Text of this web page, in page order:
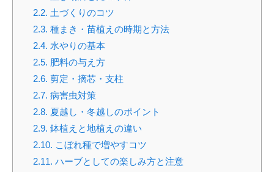
2.2. 土づくりのコツ
2.3. 種まき・苗植えの時期と方法
2.4. 水やりの基本
2.5. 肥料の与え方
2.6. 剪定・摘芯・支柱
2.7. 病害虫対策
2.8. 夏越し・冬越しのポイント
2.9. 鉢植えと地植えの違い
2.10. こぼれ種で増やすコツ
2.11. ハーブとしての楽しみ方と注意